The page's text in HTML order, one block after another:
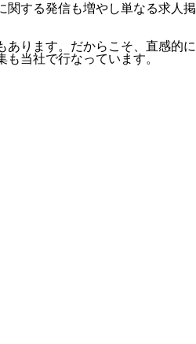
関する発信も増やし単なる求人掲
ります。だからこそ、直感的に
当社で行なっています。